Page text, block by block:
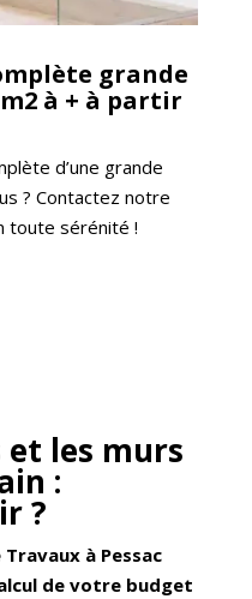
grande
à + à partir
d’une grande
? Contactez notre
toute sérénité !
et les murs
:
?
à Pessac
de votre budget